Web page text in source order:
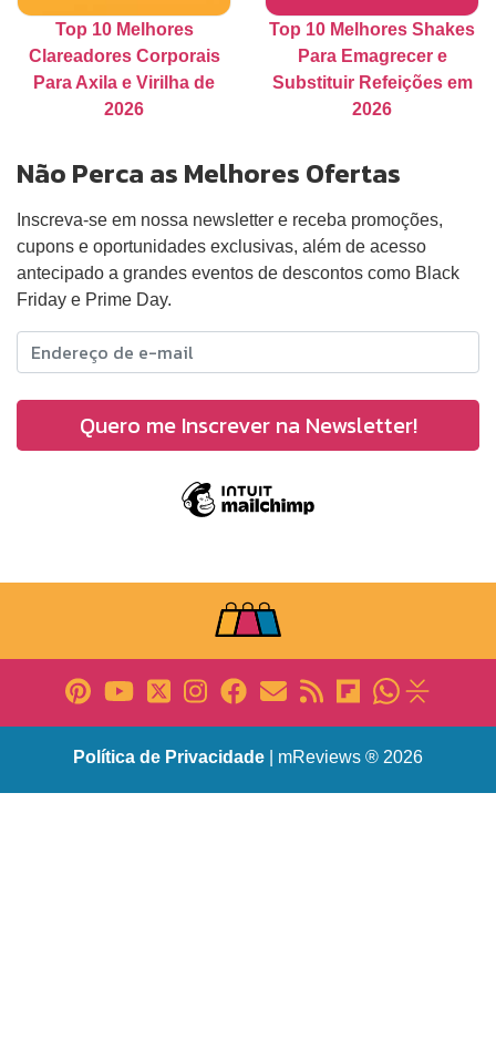
Top 10 Melhores
Clareadores Corporais
Para Axila e Virilha de
2026
Top 10 Melhores Shakes
Para Emagrecer e
Substituir Refeições em
2026
Não Perca as Melhores Ofertas
Inscreva-se em nossa newsletter e receba promoções,
cupons e oportunidades exclusivas, além de acesso
antecipado a grandes eventos de descontos como Black
Friday e Prime Day.
Política de Privacidade | mReviews ® 2026